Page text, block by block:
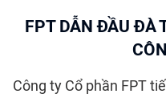
FPT DẪN ĐẦU ĐÀ
Công ty Cổ phần FPT